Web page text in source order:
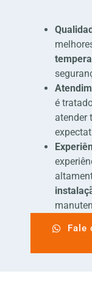
é
atender
Fale